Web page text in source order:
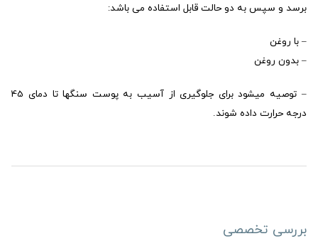
برسد و سپس به دو حالت قابل استفاده می باشد:
– با روغن
– بدون روغن
– توصیه میشود برای جلوگیری از آسیب به پوست سنگها تا دمای 45
درجه حرارت داده شوند.
بررسی تخصصی